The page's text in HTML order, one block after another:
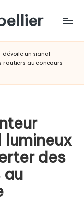
dévoile un signal
routiers au concours
lumineux
des
au